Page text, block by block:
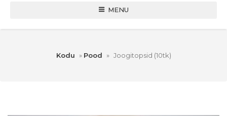
MENU
Kodu » Pood » Joogitopsid (10tk)